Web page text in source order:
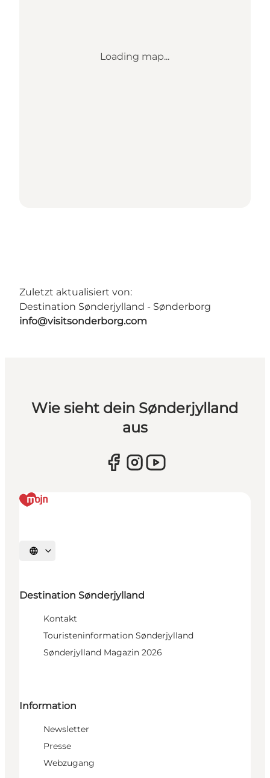
Loading map...
Zuletzt aktualisiert von:
Destination Sønderjylland - Sønderborg
info@visitsonderborg.com
Wie sieht dein Sønderjylland
aus
Sprache auswählen
Destination Sønderjylland
Kontakt
Touristeninformation Sønderjylland
Sønderjylland Magazin 2026
Information
Newsletter
Presse
Webzugang